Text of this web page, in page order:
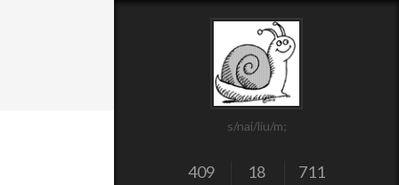
s/nai/liu/m;
409 18 711